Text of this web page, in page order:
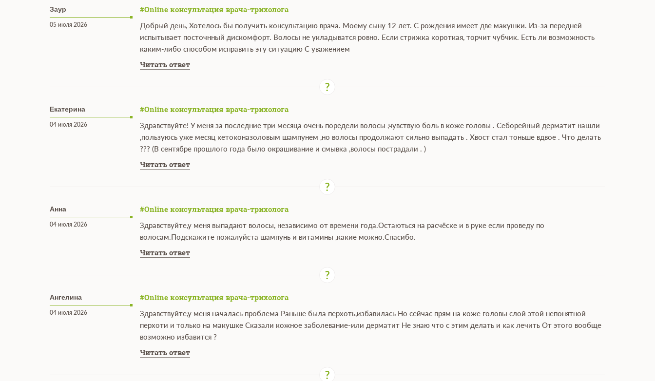
Заур
05 июля 2026
#Online консультация врача-трихолога
Добрый день, Хотелось бы получить консультацию врача. Моему сыну 12 лет. С рождения имеет две макушки. Из-за передней
испытывает посточнный дискомфорт. Волосы не укладыватся ровно. Если стрижка короткая, торчит чубчик. Есть ли возможность
каким-либо способом исправить эту ситуацию С уважением
Читать ответ
Екатерина
04 июля 2026
#Online консультация врача-трихолога
Здравствуйте! У меня за последние три месяца очень поредели волосы ,чувствую боль в коже головы . Себорейный дерматит нашли
,пользуюсь уже месяц кетоконазоловым шампунем ,но волосы продолжают сильно выпадать . Хвост стал тоньше вдвое . Что делать
??? (В сентябре прошлого года было окрашивание и смывка ,волосы пострадали . )
Читать ответ
Анна
04 июля 2026
#Online консультация врача-трихолога
Здравствуйте,у меня выпадают волосы, независимо от времени года.Остаються на расчёске и в руке если проведу по
волосам.Подскажите пожалуйста шампунь и витамины ,какие можно.Спасибо.
Читать ответ
Ангелина
04 июля 2026
#Online консультация врача-трихолога
Здравствуйте,у меня началась проблема Раньше была перхоть,избавилась Но сейчас прям на коже головы слой этой непонятной
перхоти и только на макушке Сказали кожное заболевание-или дерматит Не знаю что с этим делать и как лечить От этого вообще
возможно избавится ?
Читать ответ